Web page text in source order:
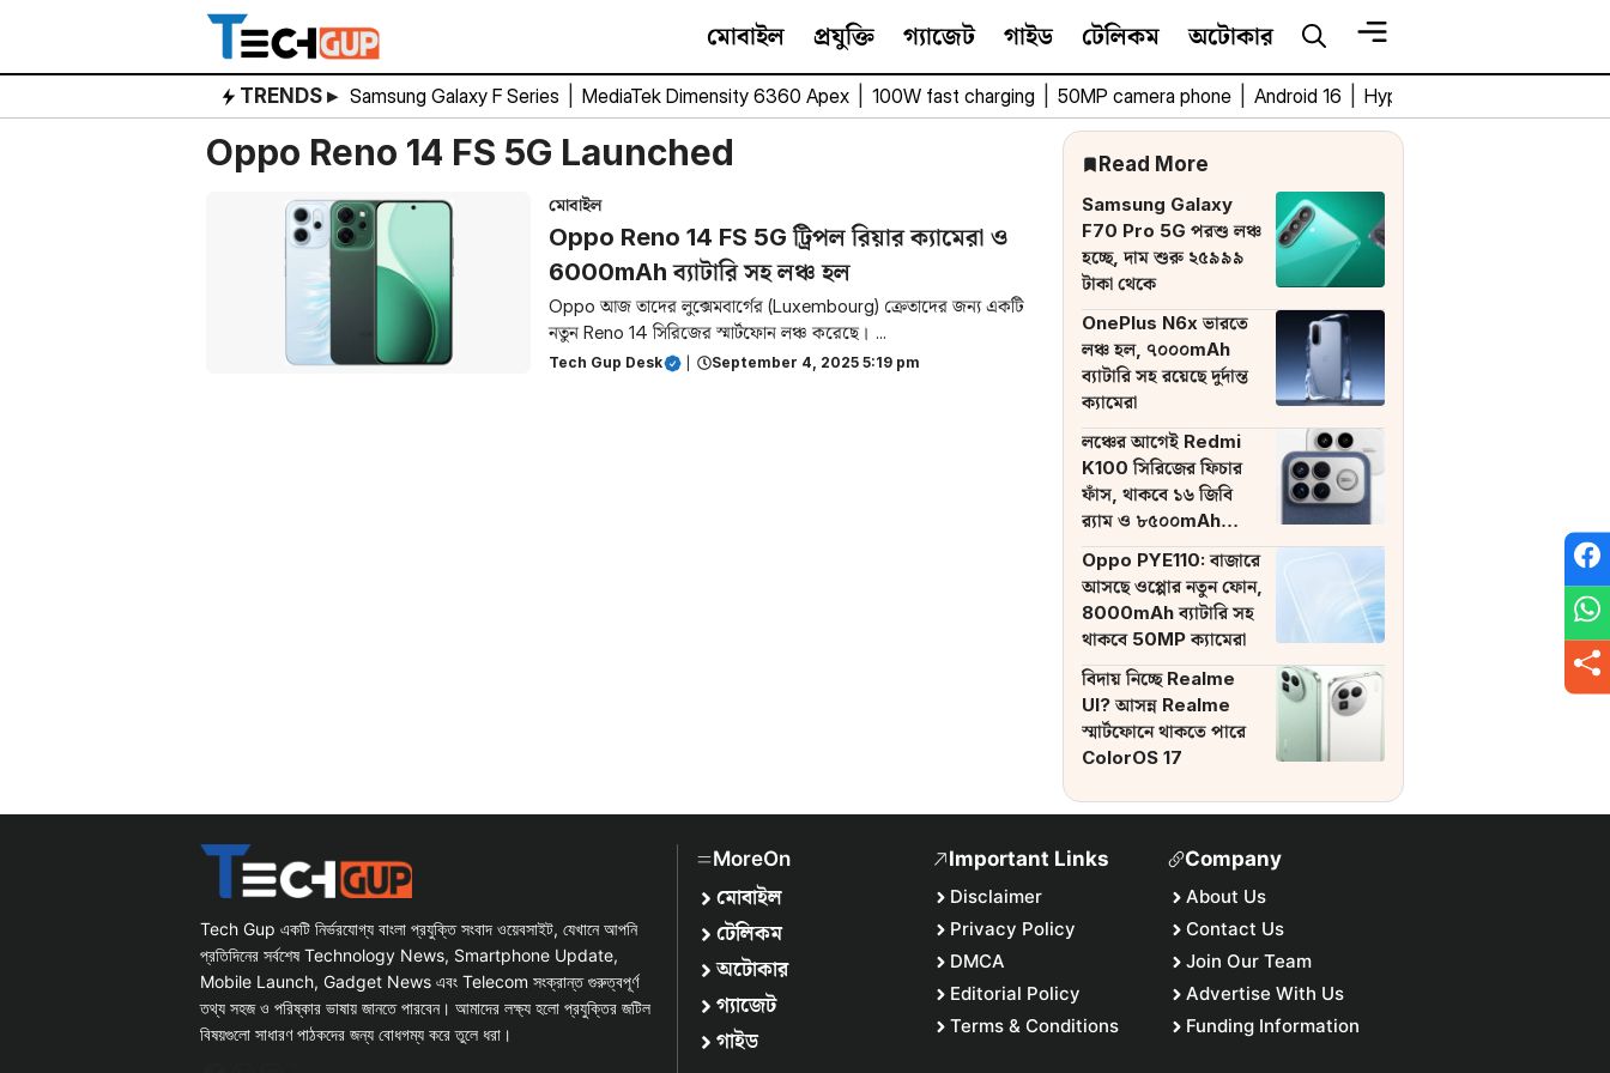
content
মোবাইল প্রযুক্তি গ্যাজেট গাইড টেলিকম অটোকার
TRENDS ▸ Samsung Galaxy F Series MediaTek Dimensity 6360 Apex 100W fast charging 50MP camera phone Android 16 HyperOS 3
Oppo Reno 14 FS 5G Launched
মোবাইল
Oppo Reno 14 FS 5G ট্রিপল রিয়ার ক্যামেরা ও
6000mAh ব্যাটারি সহ লঞ্চ হল
Oppo আজ তাদের লুক্সেমবার্গের (Luxembourg) ক্রেতাদের জন্য একটি
নতুন Reno 14 সিরিজের স্মার্টফোন লঞ্চ করেছে। ...
Tech Gup Desk September 4, 2025 5:19 pm
Read More
Samsung Galaxy
F70 Pro 5G পরশু লঞ্চ
হচ্ছে, দাম শুরু ২৫৯৯৯
টাকা থেকে
OnePlus N6x ভারতে
লঞ্চ হল, ৭০০০mAh
ব্যাটারি সহ রয়েছে দুর্দান্ত
ক্যামেরা
লঞ্চের আগেই Redmi
K100 সিরিজের ফিচার
ফাঁস, থাকবে ১৬ জিবি
র‌্যাম ও ৮৫০০mAh
ব্যাটারি
Oppo PYE110: বাজারে
আসছে ওপ্পোর নতুন ফোন,
8000mAh ব্যাটারি সহ
থাকবে 50MP ক্যামেরা
বিদায় নিচ্ছে Realme
UI? আসন্ন Realme
স্মার্টফোনে থাকতে পারে
ColorOS 17
Tech Gup একটি নির্ভরযোগ্য বাংলা প্রযুক্তি সংবাদ ওয়েবসাইট, যেখানে আপনি
প্রতিদিনের সর্বশেষ Technology News, Smartphone Update,
Mobile Launch, Gadget News এবং Telecom সংক্রান্ত গুরুত্বপূর্ণ
তথ্য সহজ ও পরিষ্কার ভাষায় জানতে পারবেন। আমাদের লক্ষ্য হলো প্রযুক্তির জটিল
বিষয়গুলো সাধারণ পাঠকদের জন্য বোধগম্য করে তুলে ধরা।
MoreOn
মোবাইল
টেলিকম
অটোকার
গ্যাজেট
গাইড
Important Links
Disclaimer
Privacy Policy
DMCA
Editorial Policy
Terms & Conditions
Company
About Us
Contact Us
Join Our Team
Advertise With Us
Funding Information